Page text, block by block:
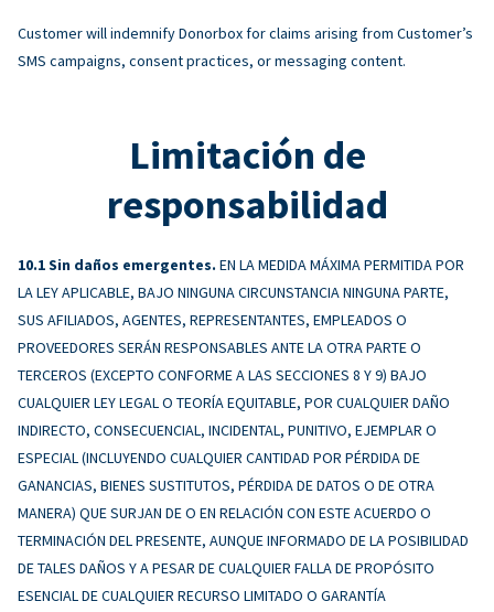
Customer will indemnify Donorbox for claims arising from Customer’s
SMS campaigns, consent practices, or messaging content.
Limitación de
responsabilidad
Sin daños emergentes. EN LA MEDIDA MÁXIMA PERMITIDA POR
LA LEY APLICABLE, BAJO NINGUNA CIRCUNSTANCIA NINGUNA PARTE,
SUS AFILIADOS, AGENTES, REPRESENTANTES, EMPLEADOS O
PROVEEDORES SERÁN RESPONSABLES ANTE LA OTRA PARTE O
TERCEROS (EXCEPTO CONFORME A LAS SECCIONES 8 Y 9) BAJO
CUALQUIER LEY LEGAL O TEORÍA EQUITABLE, POR CUALQUIER DAÑO
INDIRECTO, CONSECUENCIAL, INCIDENTAL, PUNITIVO, EJEMPLAR O
ESPECIAL (INCLUYENDO CUALQUIER CANTIDAD POR PÉRDIDA DE
GANANCIAS, BIENES SUSTITUTOS, PÉRDIDA DE DATOS O DE OTRA
MANERA) QUE SURJAN DE O EN RELACIÓN CON ESTE ACUERDO O
TERMINACIÓN DEL PRESENTE, AUNQUE INFORMADO DE LA POSIBILIDAD
DE TALES DAÑOS Y A PESAR DE CUALQUIER FALLA DE PROPÓSITO
ESENCIAL DE CUALQUIER RECURSO LIMITADO O GARANTÍA